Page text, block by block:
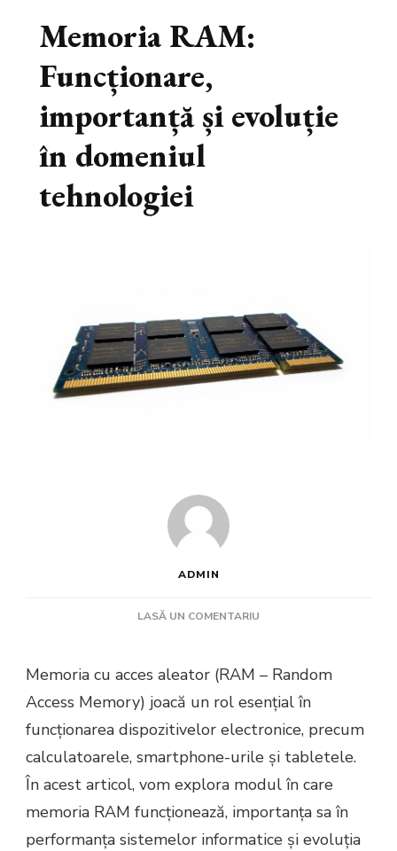
Memoria RAM:
Funcționare,
importanță și evoluție
în domeniul
tehnologiei
ADMIN
LASĂ UN COMENTARIU
FUNCȚIONARE,
ȘI
EVOLUȚIE
DOMENIUL
TEHNOLOGIEI
Memoria cu acces aleator (RAM – Random
Access Memory) joacă un rol esențial în
funcționarea dispozitivelor electronice, precum
calculatoarele, smartphone-urile și tabletele.
În acest articol, vom explora modul în care
memoria RAM funcționează, importanța sa în
performanța sistemelor informatice și evoluția